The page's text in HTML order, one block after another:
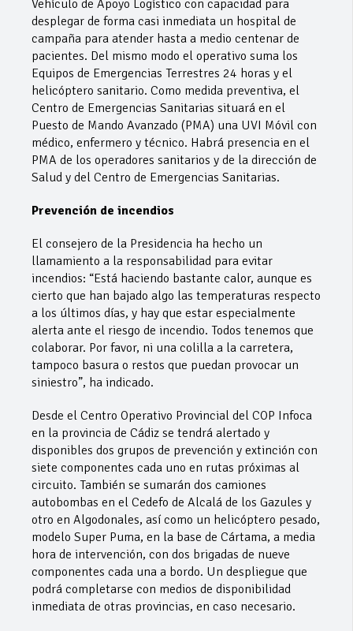
Vehículo de Apoyo Logístico con capacidad para
desplegar de forma casi inmediata un hospital de
campaña para atender hasta a medio centenar de
pacientes. Del mismo modo el operativo suma los
Equipos de Emergencias Terrestres 24 horas y el
helicóptero sanitario. Como medida preventiva, el
Centro de Emergencias Sanitarias situará en el
Puesto de Mando Avanzado (PMA) una UVI Móvil con
médico, enfermero y técnico. Habrá presencia en el
PMA de los operadores sanitarios y de la dirección de
Salud y del Centro de Emergencias Sanitarias.
Prevención de incendios
El consejero de la Presidencia ha hecho un
llamamiento a la responsabilidad para evitar
incendios: “Está haciendo bastante calor, aunque es
cierto que han bajado algo las temperaturas respecto
a los últimos días, y hay que estar especialmente
alerta ante el riesgo de incendio. Todos tenemos que
colaborar. Por favor, ni una colilla a la carretera,
tampoco basura o restos que puedan provocar un
siniestro”, ha indicado.
Desde el Centro Operativo Provincial del COP Infoca
en la provincia de Cádiz se tendrá alertado y
disponibles dos grupos de prevención y extinción con
siete componentes cada uno en rutas próximas al
circuito. También se sumarán dos camiones
autobombas en el Cedefo de Alcalá de los Gazules y
otro en Algodonales, así como un helicóptero pesado,
modelo Super Puma, en la base de Cártama, a media
hora de intervención, con dos brigadas de nueve
componentes cada una a bordo. Un despliegue que
podrá completarse con medios de disponibilidad
inmediata de otras provincias, en caso necesario.